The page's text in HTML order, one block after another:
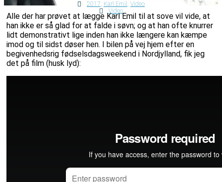
2017, Karl Emil , Video
Video
Alle der har prøvet at lægge Karl Emil til at sove vil vide, at
han ikke er så glad for at falde i søvn; og at han ofte knurrer
lidt demonstrativt lige inden han ikke længere kan kæmpe
imod og til sidst døser hen. I bilen på vej hjem efter en
begivenhedsrig fødselsdagsweekend i Nordjylland, fik jeg
det på film (husk lyd):